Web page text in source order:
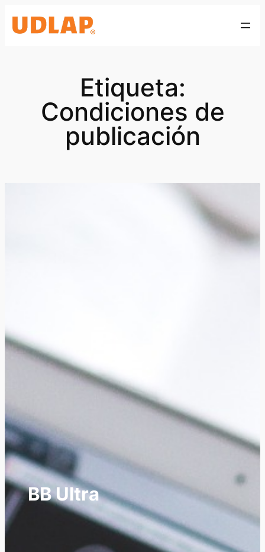
Etiqueta:
Condiciones de
publicación
BB Ultra